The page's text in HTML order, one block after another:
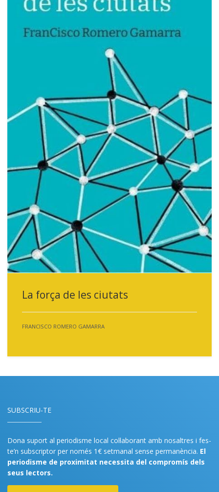
La força de les ciutats
FRANCISCO ROMERO GAMARRA
SUBSCRIU-TE
Dona suport al periodisme local col·laborant amb nosaltres i fes-
te’n subscriptor per només 1€ setmanal sense permanència. El
periodisme de proximitat necessita del compromís dels
seus lectors.